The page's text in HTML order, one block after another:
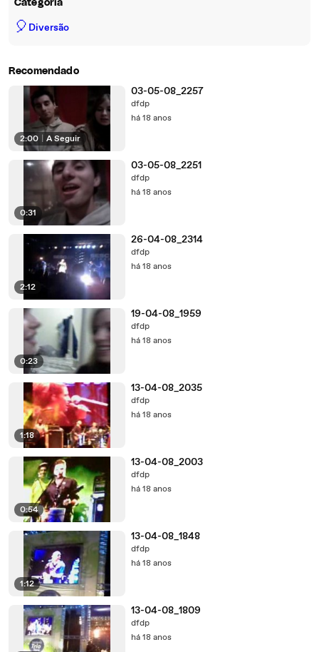
Categoria
🎈 Diversão
Recomendado
2:00 A Seguir
03-05-08_2257
dfdp
há 18 anos
0:31
03-05-08_2251
dfdp
há 18 anos
2:12
26-04-08_2314
dfdp
há 18 anos
0:23
19-04-08_1959
dfdp
há 18 anos
1:18
13-04-08_2035
dfdp
há 18 anos
0:54
13-04-08_2003
dfdp
há 18 anos
1:12
13-04-08_1848
dfdp
há 18 anos
13-04-08_1809
dfdp
há 18 anos